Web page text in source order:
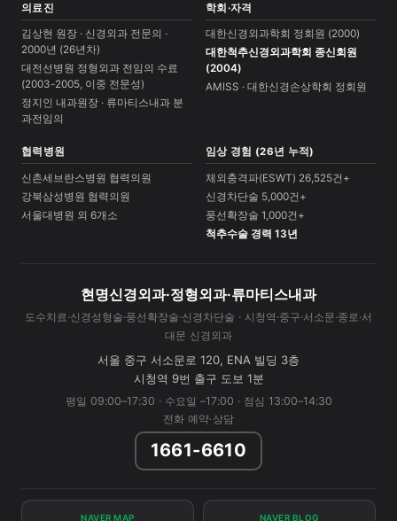
의료진
김상현 원장 · 신경외과 전문의 ·
2000년 (26년차)
대전선병원 정형외과 전임의 수료
(2003-2005, 이중 전문성)
정지인 내과원장 · 류마티스내과 분
과전임의
학회·자격
대한신경외과학회 정회원 (2000)
대한척추신경외과학회 종신회원
(2004)
AMISS · 대한신경손상학회 정회원
협력병원
신촌세브란스병원 협력의원
강북삼성병원 협력의원
서울대병원 외 6개소
임상 경험 (26년 누적)
체외충격파(ESWT) 26,525건+
신경차단술 5,000건+
풍선확장술 1,000건+
척추수술 경력 13년
현명신경외과·정형외과·류마티스내과
도수치료·신경성형술·풍선확장술·신경차단술 · 시청역·중구·서소문·종로·서
대문 신경외과
서울 중구 서소문로 120, ENA 빌딩 3층
시청역 9번 출구 도보 1분
평일 09:00–17:30 · 수요일 –17:00 · 점심 13:00–14:30
전화 예약·상담
1661-6610
NAVER MAP NAVER BLOG